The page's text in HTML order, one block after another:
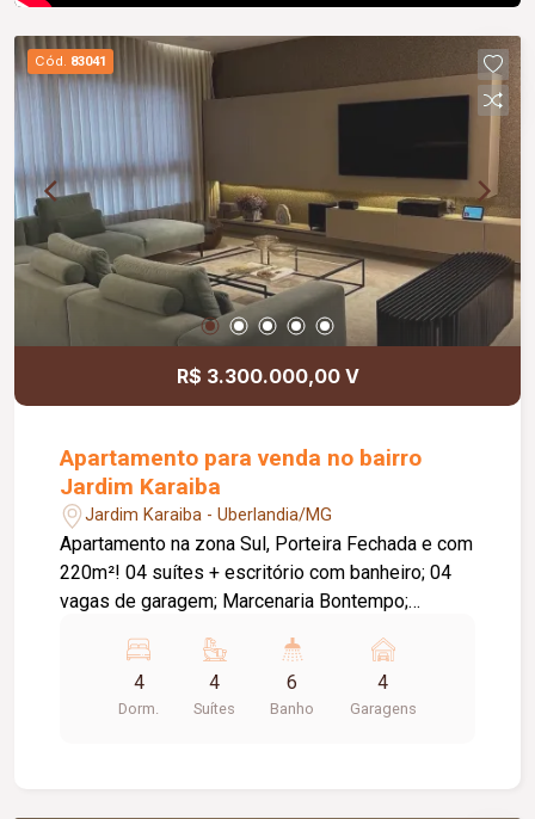
Cód. 83041
R$ 3.300.000,00 V
Apartamento para venda no bairro
Jardim Karaiba
Jardim Karaiba - Uberlandia/MG
Apartamento na zona Sul, Porteira Fechada e com
220m²! 04 suítes + escritório com banheiro; 04
vagas de garagem; Marcenaria Bontempo;
sala automatizada; Geladeira; Máquina de lavar
roupa e torre quente; 04 Televisões; Tapetes.
4
Dorm.
4
Suítes
6
Banho
4
Garagens